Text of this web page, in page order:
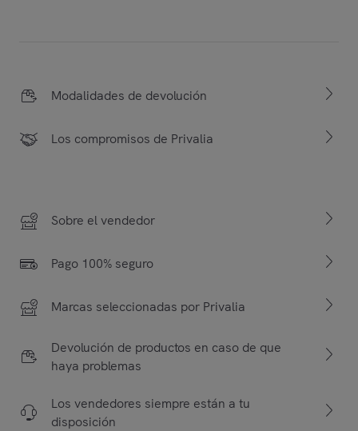
Modalidades de devolución
Los compromisos de Privalia
Sobre el vendedor
Pago 100% seguro
Marcas seleccionadas por Privalia
Devolución de productos en caso de que
haya problemas
Los vendedores siempre están a tu
disposición